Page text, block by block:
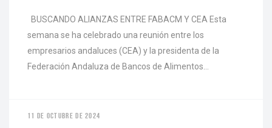
BUSCANDO ALIANZAS ENTRE FABACM Y CEA Esta
semana se ha celebrado una reunión entre los
empresarios andaluces (CEA) y la presidenta de la
Federación Andaluza de Bancos de Alimentos…
11 DE OCTUBRE DE 2024